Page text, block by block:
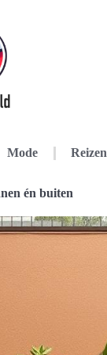
Mode Reizen
én buiten